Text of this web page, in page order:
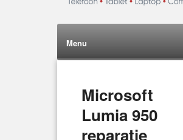
Menu
Microsoft
Lumia 950
reparatie